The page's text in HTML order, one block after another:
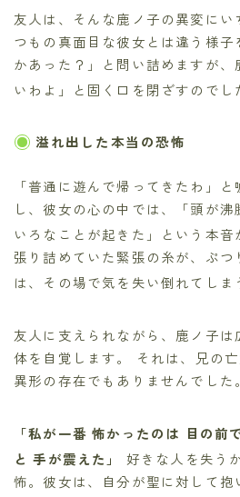
友人は、そんな鹿ノ子の異変にい
つもの真面目な彼女とは違う様
かあった？」と問い詰めますが
いわよ」と固く口を閉ざすのでし
溢れ出した本当の恐怖
「普通に遊んで帰ってきたわ」
し、彼女の心の中では、「頭が
いろなことが起きた」という本音
張り詰めていた緊張の糸が、ぷ
は、その場で気を失い倒れてしま
友人に支えられながら、鹿ノ子
体を自覚します。 それは、兄の
異形の存在でもありませんでした。
「私が一番 怖かったのは 目の前
と 手が震えた」
好きな人を失う
怖。彼女は、自分が聖に対して